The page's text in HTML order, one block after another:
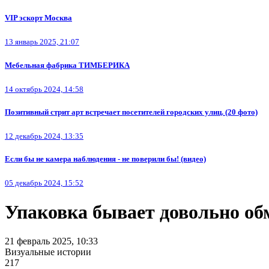
VIP эскорт Москва
13 январь 2025, 21:07
Мебельная фабрика ТИМБЕРИКА
14 октябрь 2024, 14:58
Позитивный стрит арт встречает посетителей городских улиц. (20 фото)
12 декабрь 2024, 13:35
Если бы не камера наблюдения - не поверили бы! (видео)
05 декабрь 2024, 15:52
Упаковка бывает довольно
21 февраль 2025, 10:33
Визуальные истории
217